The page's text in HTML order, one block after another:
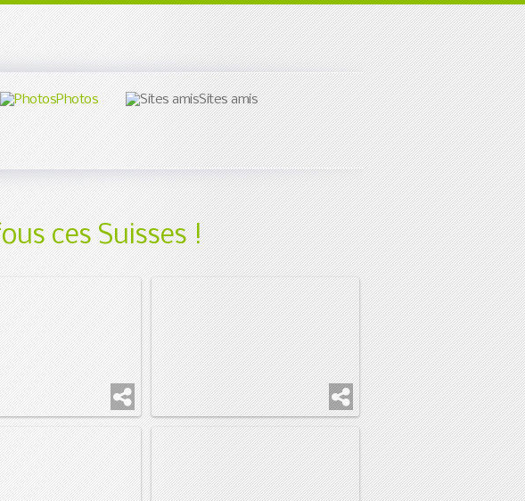
Photos Sites amis
ces Suisses !